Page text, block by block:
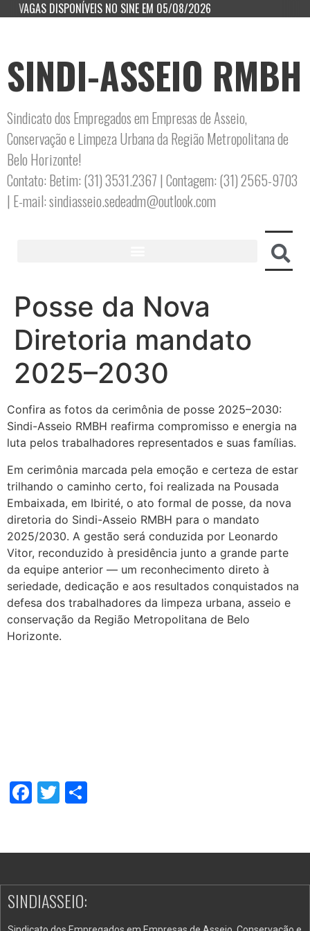
VAGAS DISPONÍVEIS NO SINE EM 05/08/2026
SINDI-ASSEIO RMBH
Sindicato dos Empregados em Empresas de Asseio,
Conservação e Limpeza Urbana da Região Metropolitana de
Belo Horizonte!
Contato: Betim: (31) 3531.2367 | Contagem: (31) 2565-9703
| E-mail: sindiasseio.sedeadm@outlook.com
Posse da Nova
Diretoria mandato
2025–2030
Confira as fotos da cerimônia de posse 2025–2030:
Sindi-Asseio RMBH reafirma compromisso e energia na
luta pelos trabalhadores representados e suas famílias.
Em cerimônia marcada pela emoção e certeza de estar
trilhando o caminho certo, foi realizada na Pousada
Embaixada, em Ibirité, o ato formal de posse, da nova
diretoria do Sindi-Asseio RMBH para o mandato
2025/2030. A gestão será conduzida por Leonardo
Vitor, reconduzido à presidência junto a grande parte
da equipe anterior — um reconhecimento direto à
seriedade, dedicação e aos resultados conquistados na
defesa dos trabalhadores da limpeza urbana, asseio e
conservação da Região Metropolitana de Belo
Horizonte.
Facebook
Twitter
SINDIASSEIO: